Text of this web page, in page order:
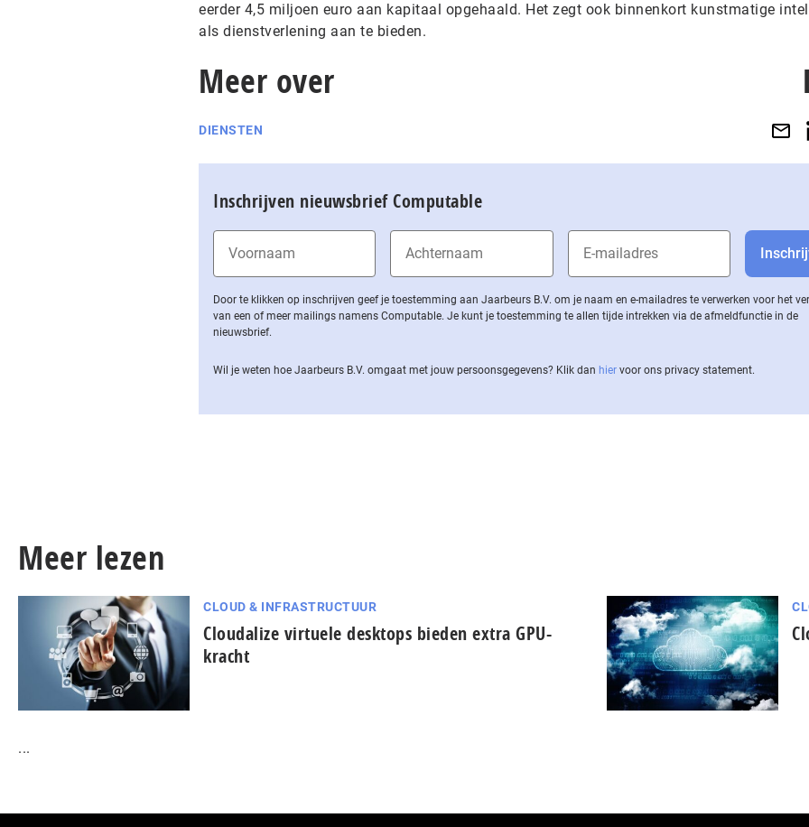
eerder 4,5 miljoen euro aan kapitaal opgehaald. Het zegt ook binnenkort kunstmatige
als dienstverlening aan te bieden.
Meer over
DIENSTEN
Inschrijven nieuwsbrief Computable
Door te klikken op inschrijven geef je toestemming aan Jaarbeurs B.V. om je naam en e-mailadres te verwerken voor het
van een of meer mailings namens Computable. Je kunt je toestemming te allen tijde intrekken via de af­meld­func­tie in de
nieuwsbrief.
Wil je weten hoe Jaarbeurs B.V. omgaat met jouw per­soons­ge­ge­vens? Klik dan hier voor ons privacy statement.
Meer lezen
CLOUD & INFRASTRUCTUUR
Cloudalize virtuele desktops bieden extra GPU-
kracht
...